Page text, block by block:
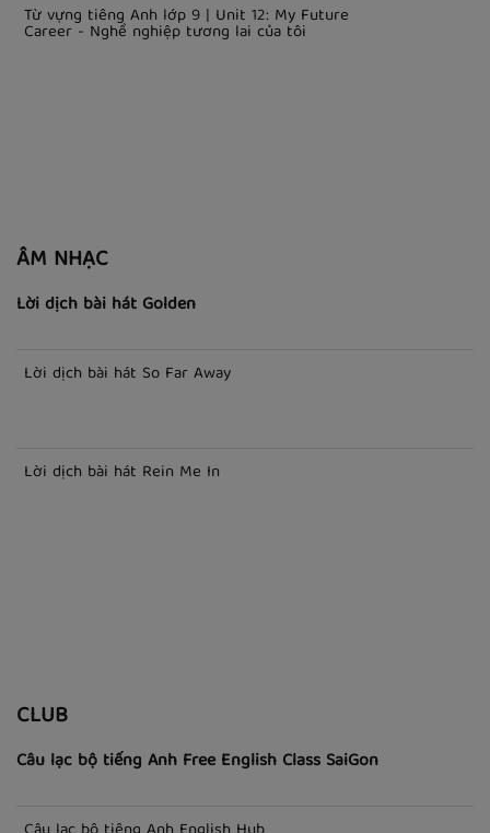
Từ vựng tiếng Anh lớp 9 | Unit 12: My Future
Career - Nghề nghiệp tương lai của tôi
ÂM NHẠC
Lời dịch bài hát Golden
Lời dịch bài hát So Far Away
Lời dịch bài hát Rein Me In
CLUB
Câu lạc bộ tiếng Anh Free English Class SaiGon